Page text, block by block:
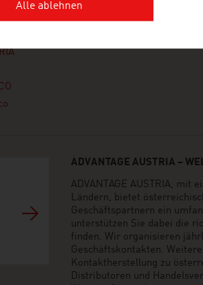
ADVANTAGE AUSTRIA –
ADVANTAGE AUSTRIA, mit
Ländern, bietet
Geschäftspartnern ein
unterstützen Sie dabei die
finden. Wir organisieren
Geschäftskontakten. Weitere
Kontaktherstellung zu
Distributoren und
Alle ablehnen